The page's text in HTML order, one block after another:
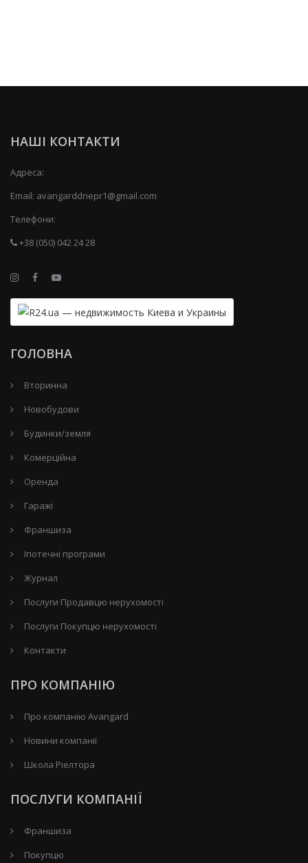
НАШІ КОНТАКТИ
Адреса:
Email: avangarddnepr1@gmail.com
Телефони:
+38 (050) 042 24 28
ГОЛОВНА
Вторинна
Новобудови
Будинки/земля
Комерційна
Оренда
Гаражі
Франшиза
Іпотечні програми
Журнал
Послуги Продавцю нерухомості
Послуги Покупцю нерухомості
Контакти
ПРО КОМПАНІЮ
Про компанію Avangard
Новини компанії
Школа Ріелтора
ПОСЛУГИ КОМПАНІЇ
Франшиза
Покупцю